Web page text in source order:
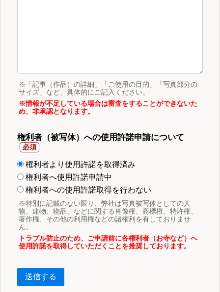
※「記事（作品）の詳細」「ご使用の目的」「写真部分の
サイズ」など、具体的にご記入ください。
※情報が不足している場合は審査をすることができないた
め、非承認となります。
権利者（被写体）への使用許諾申請について
権利者より使用許諾を取得済み
権利者へ使用許諾申請中
権利者への使用許諾取得を行わない
※特別に記載のない限り、弊社は写真被写体としての人
物、建物、物品、などに関する肖像権、商標権、特許権、
著作権、その他の利用権などの諸権利を有しておりませ
ん。
トラブル防止のため、ご申請前に各権利者（お寺など）へ
使用許諾を取得していただくことを推奨しております。
送信する